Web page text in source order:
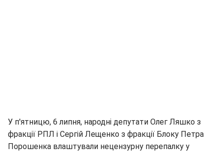
У п'ятницю, 6 липня, народні депутати Олег Ляшко з
фракції РПЛ і Сергій Лещенко з фракції Блоку Петра
Порошенка влаштували нецензурну перепалку у